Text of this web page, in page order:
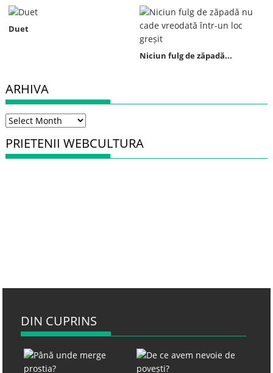
Duet
Niciun fulg de zăpadă...
ARHIVA
Arhiva
PRIETENII WEBCULTURA
DIN CUPRINS